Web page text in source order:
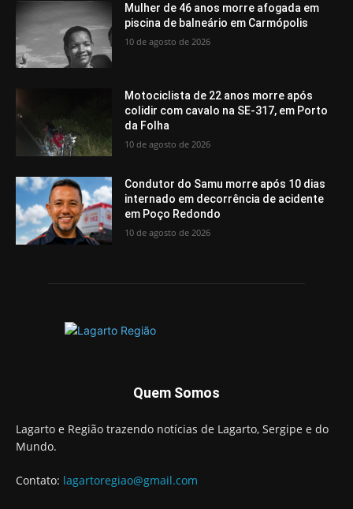
Mulher de 46 anos morre afogada em
piscina de balneário em Carmópolis
10 de agosto de 2026
Motociclista de 22 anos morre após
colidir com cavalo na SE-317, em Porto
da Folha
10 de agosto de 2026
Condutor do Samu morre após 10 dias
internado em decorrência de acidente
em Poço Redondo
10 de agosto de 2026
Quem Somos
Lagarto e Região trazendo notícias de Lagarto, Sergipe e do
Mundo.
Contato: lagartoregiao@gmail.com